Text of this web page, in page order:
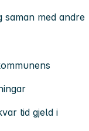
saman med andre
tid gjeld i